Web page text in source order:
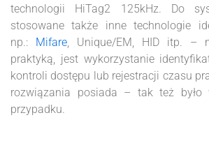
technologii HiTag2 125kHz. Do
stosowane także inne technologie
np.:
Mifare, Unique/EM, HID itp. –
praktyką, jest wykorzystanie
kontroli dostępu lub rejestracji czasu
rozwiązania posiada – tak też było
przypadku.